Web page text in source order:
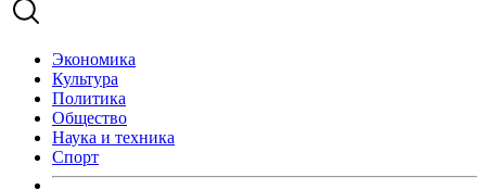
Экономика
Культура
Политика
Общество
Наука и техника
Спорт